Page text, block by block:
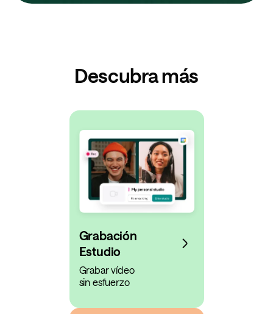
Descubra más
Grabación
Estudio
Grabar vídeo
sin esfuerzo